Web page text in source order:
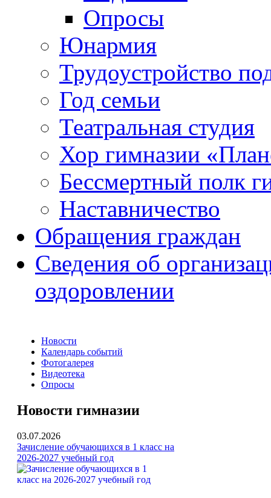
Опросы
Юнармия
Трудоустройство
Год семьи
Театральная студия
Хор гимназии
Бессмертный полк
Наставничество
Обращения граждан
Сведения об
оздоровлении
Новости
Календарь событий
Фотогалерея
Видеотека
Опросы
Новости гимназии
03.07.2026
Зачисление обучающихся в 1 класс на
2026-2027 учебный год